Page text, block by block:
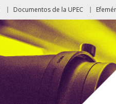
Documentos de la UPEC